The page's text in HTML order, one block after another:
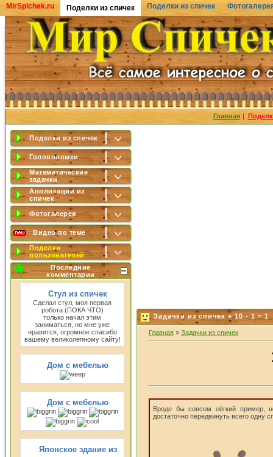
MirSpichek.ru Поделки из спичек Поделки из спичек
Главная |
Поделки из спичек
Головоломки
Математические
задачки
Аппликации из
спичек
Фотогалерея
Видео по теме
Поделки
пользователей
Последние
комментарии
Стул из спичек
Сделал стул, моя первая
робота (ПОКА ЧТО)
только начал этим
заниматься, но мне уже
нравится, огромное спасибо
вашему великолепному сайту!
Дом с мебелью
Дом с мебелью
Японское здание из
Задачки из спичек » 10 - 1 = 1
Главная » Задачки из спичек
Вроде бы совсем лёгкий пример,
достаточно передвинуть всего одну